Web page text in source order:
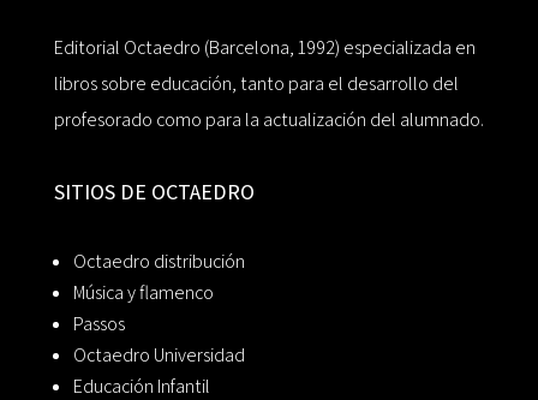
Editorial Octaedro (Barcelona, 1992) especializada en
libros sobre educación, tanto para el desarrollo del
profesorado como para la actualización del alumnado.
SITIOS DE OCTAEDRO
Octaedro distribución
Música y flamenco
Passos
Octaedro Universidad
Educación Infantil